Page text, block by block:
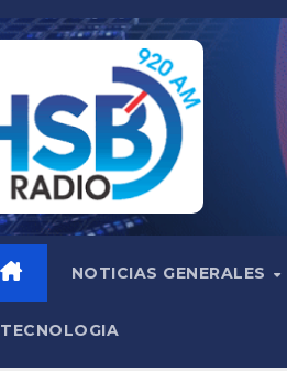
NOTICIAS GENERALES
TECNOLOGIA